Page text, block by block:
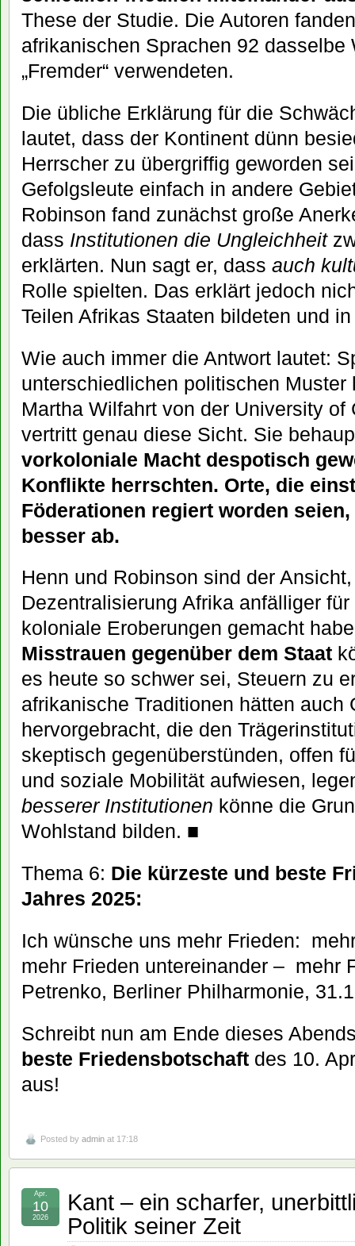
These der Studie. Die Autoren
afrikanischen Sprachen 92 dasselbe
„Fremder“ verwendeten.
Die übliche Erklärung für die
lautet, dass der Kontinent dünn
Herrscher zu übergriffig geworden
Gefolgsleute einfach in andere
Robinson fand zunächst große
dass Institutionen die Ungleichheit
erklärten. Nun sagt er, dass auch
Rolle spielten. Das erklärt jedoch
Teilen Afrikas Staaten bildeten und
Wie auch immer die Antwort lautet:
unterschiedlichen politischen Muster
Martha Wilfahrt von der University of
vertritt genau diese Sicht. Sie
vorkoloniale Macht despotisch
Konflikte herrschten. Orte, die
Föderationen regiert worden
besser ab.
Henn und Robinson sind der
Dezentralisierung Afrika anfälliger
koloniale Eroberungen gemacht
Misstrauen gegenüber dem Staat
es heute so schwer sei, Steuern zu
afrikanische Traditionen hätten auch
hervorgebracht, die den
skeptisch gegenüberstünden, offen
und soziale Mobilität aufwiesen,
besserer Institutionen könne die
Wohlstand bilden. ■
Thema 6: Die kürzeste und beste
Jahres 2025:
Ich wünsche uns mehr Frieden:
mehr Frieden untereinander – mehr
Petrenko, Berliner Philharmonie,
Schreibt nun am Ende dieses
beste Friedensbotschaft des 10.
aus!
Posted by admin at 17:18
Kant – ein scharfer,
Politik seiner Zeit
Apr.
10
2026